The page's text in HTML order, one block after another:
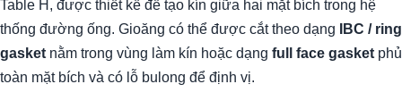
Table H, được thiết kế để tạo kín giữa hai mặt bích trong hệ
thống đường ống. Gioăng có thể được cắt theo dạng
IBC / ring
gasket nằm trong vùng làm kín hoặc dạng full face gasket phủ
toàn mặt bích và có lỗ bulong để định vị.